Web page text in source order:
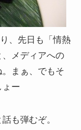
、先日も「情熱
メディアへの
まぁ、でもそ
ょー
も弾むぞ。